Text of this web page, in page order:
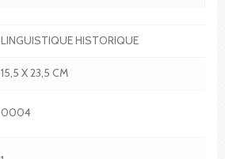
LINGUISTIQUE HISTORIQUE
15,5 X 23,5 CM
0004